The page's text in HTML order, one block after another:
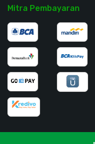
Mitra Pembayaran